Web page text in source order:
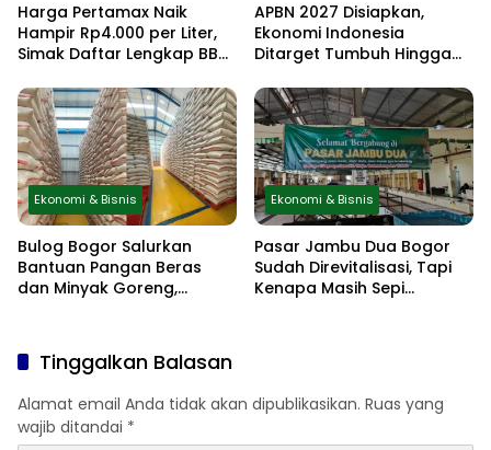
Harga Pertamax Naik
Hampir Rp4.000 per Liter,
Simak Daftar Lengkap BBM
Juni 2026
APBN 2027 Disiapkan,
Ekonomi Indonesia
Ditarget Tumbuh Hingga
Ekonomi & Bisnis
Bulog Bogor Salurkan
Bantuan Pangan Beras
dan Minyak Goreng,
Ekonomi & Bisnis
Pasar Jambu Dua Bogor
Sudah Direvitalisasi, Tapi
Kenapa Masih Sepi
Tinggalkan Balasan
Alamat email Anda tidak akan dipublikasikan. Ruas yang
wajib ditandai *